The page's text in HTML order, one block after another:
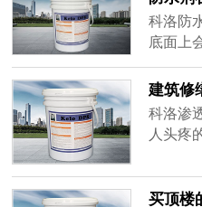
面的杂
该将这
然后将
什么样
科洛防
底面上
中的碱
用”，使
过改良
涂料虽
一段时
建筑修
科洛渗
科洛渗
人头疼
由于当
质量及
买顶楼